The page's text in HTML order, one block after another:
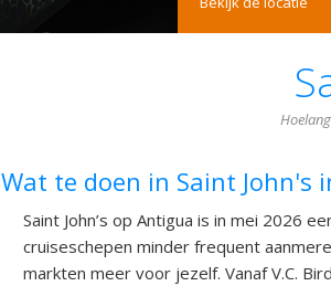
Wat te doen in Saint John's
Saint John’s op Antigua is in mei 2026
cruiseschepen minder frequent
markten meer voor jezelf. Vanaf V.C.